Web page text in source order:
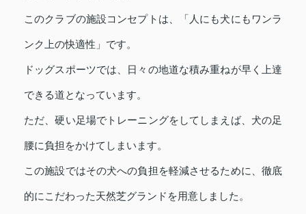
このクラブの施設コンセプトは、「人にも犬にもワンラ
ンク上の快適性」です。
ドッグスポーツでは、日々の地道な積み重ねが早く上達
できる道となっています。
ただ、硬い足場でトレーニングをしてしまえば、犬の足
腰に負担をかけてしまいます。
この施設ではその犬への負担を軽減させるために、徹底
的にこだわった天然芝グランドを用意しました。